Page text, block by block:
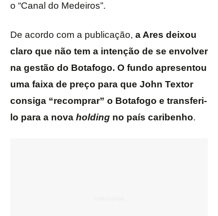
o “Canal do Medeiros”.
De acordo com a publicação, a Ares deixou
claro que não tem a intenção de se envolver
na gestão do Botafogo. O fundo apresentou
uma faixa de preço para que John Textor
consiga “recomprar” o Botafogo e transferi-
lo para a nova holding no país caribenho.